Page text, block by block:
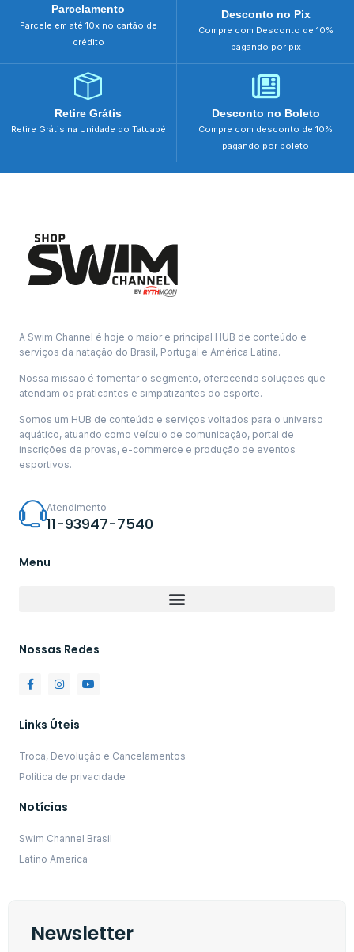
Parcelamento
Parcele em até 10x no cartão de
crédito
Desconto no Pix
Compre com Desconto de 10%
pagando por pix
Retire Grátis
Retire Grátis na Unidade do Tatuapé
Desconto no Boleto
Compre com desconto de 10%
pagando por boleto
A Swim Channel é hoje o maior e principal HUB de conteúdo e
serviços da natação do Brasil, Portugal e América Latina.
Nossa missão é fomentar o segmento, oferecendo soluções que
atendam os praticantes e simpatizantes do esporte.
Somos um HUB de conteúdo e serviços voltados para o universo
aquático, atuando como veículo de comunicação, portal de
inscrições de provas, e-commerce e produção de eventos
esportivos.
Atendimento
11-93947-7540
Menu
Nossas Redes
Links Úteis
Troca, Devolução e Cancelamentos
Política de privacidade
Notícias
Swim Channel Brasil
Latino America
Newsletter